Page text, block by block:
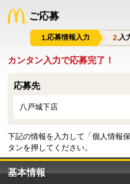
ご応募
応募情報入力 入
カンタン入力で応募完了！
応募先
八戸城下店
下記の情報を入力して「個人情報
タンを押してください。
基本情報